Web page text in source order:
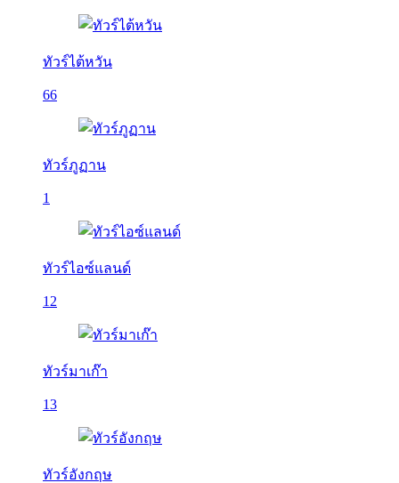
ทัวร์ไต้หวัน
66
ทัวร์ภูฏาน
1
ทัวร์ไอซ์แลนด์
12
ทัวร์มาเก๊า
13
ทัวร์อังกฤษ